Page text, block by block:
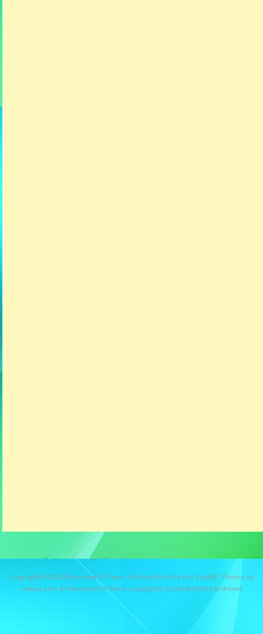
Copyright © 2026 Panorama 4° Piano. Utilizza WordPress& CeeWP, Theme by
ceewp.com & Panorama 4° Piano is using the Great WordPress theme